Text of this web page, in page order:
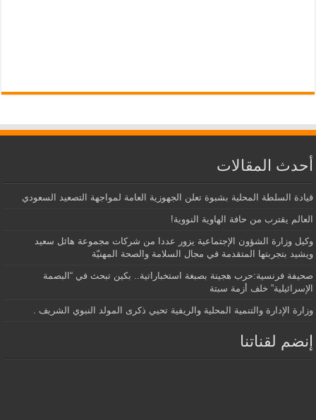
أحدث المقالات
قيادة السلطة المحلية بشبوة تعلن الجهوزية العامة لمواجهة التصعيد السعودي
العالم يقترب من حافة الهاوية النووية!
وكيل وزارة الشؤون الإجتماعية يزور عددا من شركات مجموعة هائل سعيد
ويشيد بتجربتها المتقدمة في مجال السلامة والصحة المهنيّة
صحيفة فرنسية:حرب هجينة بصبغة استخباراتية.. بكين تبحث في “البصمة
الإسرائيلية” خلف أزمة سبتة
وزارة الإدارة والتنمية المحلية والريفية تحيي ذكرى المولد النبوي الشريف .
إنضم لقناتنا